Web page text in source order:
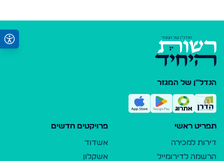
הנדל"ן של המגזר
תפריט ראשי
דירות למכירה
הרשמה לדירומייל
פרויקטים חדשים
אשדוד
אשקלון